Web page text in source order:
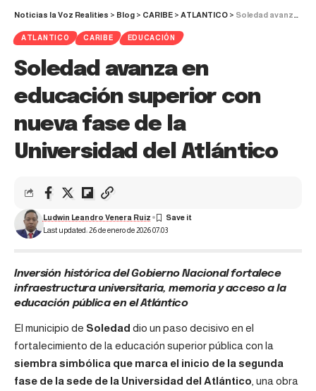
Noticias la Voz Realities > Blog > CARIBE > ATLANTICO > Soledad avanza en educación superior con nueva fase de la Universidad del Atlántico
ATLANTICO CARIBE EDUCACIÓN
Soledad avanza en
educación superior con
nueva fase de la
Universidad del Atlántico
Last updated: 26 de enero de 2026 07:03
Ludwin Leandro Venera Ruiz
Inversión histórica del Gobierno Nacional fortalece
infraestructura universitaria, memoria y acceso a la
educación pública en el Atlántico
El municipio de Soledad dio un paso decisivo en el
fortalecimiento de la educación superior pública con la
siembra simbólica que marca el inicio de la segunda
fase de la sede de la Universidad del Atlántico, una obra